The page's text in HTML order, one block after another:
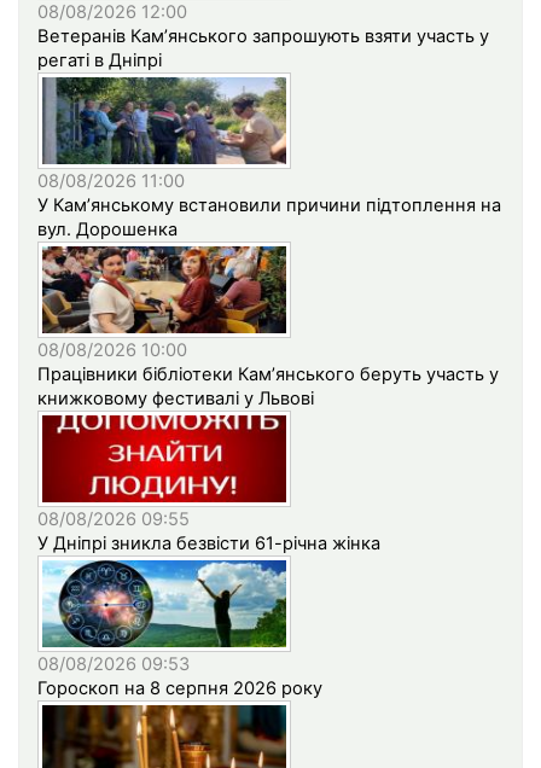
08/08/2026 12:00
Ветеранів Кам’янського запрошують взяти участь у
регаті в Дніпрі
08/08/2026 11:00
У Кам’янському встановили причини підтоплення на
вул. Дорошенка
08/08/2026 10:00
Працівники бібліотеки Кам’янського беруть участь у
книжковому фестивалі у Львові
08/08/2026 09:55
У Дніпрі зникла безвісти 61-річна жінка
08/08/2026 09:53
Гороскоп на 8 серпня 2026 року